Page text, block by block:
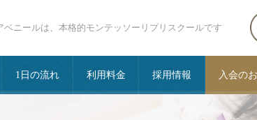
ベニールは、本格的モンテッソーリプリスクールです
1日の流れ 利用料金 採用情報 入会の